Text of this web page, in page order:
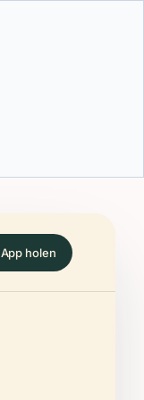
App holen